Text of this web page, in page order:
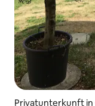
Privatunterkunft in